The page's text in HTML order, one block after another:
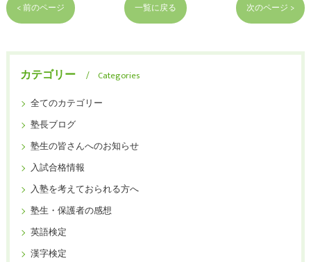
< 前のページ 一覧に戻る 次のページ >
カテゴリー
Categories
全てのカテゴリー
塾長ブログ
塾生の皆さんへのお知らせ
入試合格情報
入塾を考えておられる方へ
塾生・保護者の感想
英語検定
漢字検定